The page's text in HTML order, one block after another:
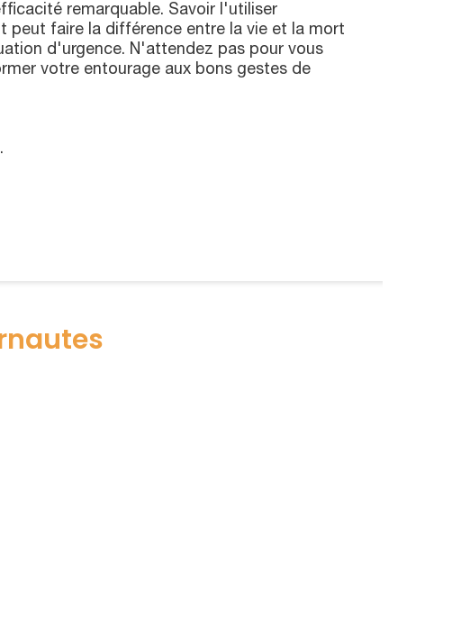
remarquable. Savoir l'utiliser
peut faire la différence entre la vie et la mort
d'urgence. N'attendez pas pour vous
votre entourage aux bons gestes de
.